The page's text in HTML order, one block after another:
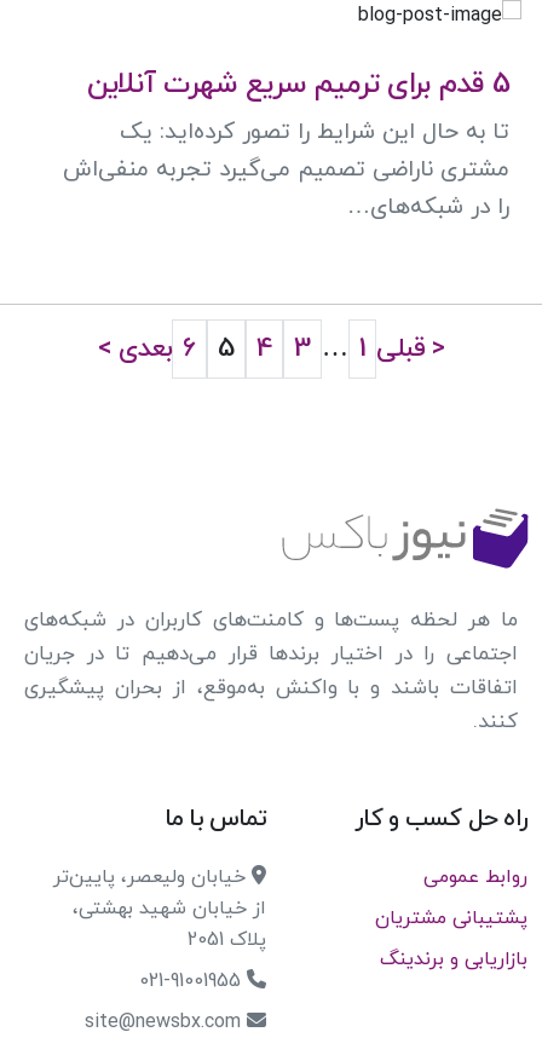
5 قدم برای ترمیم سریع شهرت آنلاین
تا به حال این شرایط را تصور کرده‌اید: یک
مشتری ناراضی تصمیم می‌گیرد تجربه منفی‌اش
را در شبکه‌های…
< قبلی 1
…
3
4
5
6 بعدی >
ما هر لحظه پست‌ها و کامنت‌های کاربران در شبکه‌های
اجتماعی را در اختیار برندها قرار می‌دهیم تا در جریان
اتفاقات باشند و با واکنش به‌موقع، از بحران پیشگیری
کنند.
راه حل کسب و کار
روابط عمومی
پشتیبانی مشتریان
بازاریابی و برندینگ
تماس با ما
خیابان ولیعصر، پایین‌تر
از خیابان شهید بهشتی،
پلاک 2051